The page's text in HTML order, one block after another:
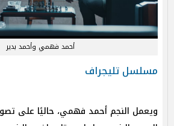
أحمد فهمي وأحمد بدير
مسلسل تليجراف
ويعمل النجم أحمد فهمي، حاليًا على